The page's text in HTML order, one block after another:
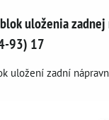
uloženia zadnej
93) 17
uložení zadní